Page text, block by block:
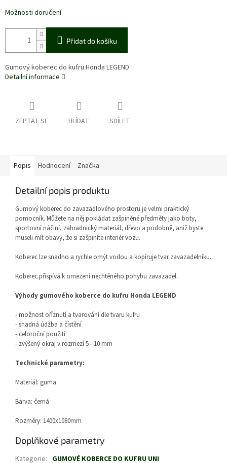
Možnosti doručení
Přidat do košíku
Gumový koberec do kufru Honda LEGEND
Detailní informace
ZEPTAT SE HLÍDAT SDÍLET
Popis Hodnocení Značka
Detailní popis produktu
Gumový koberec do zavazadlového prostoru je velmi praktický
pomocník. Můžete na něj pokládat zašpiněné předměty jako boty,
sportovní náčiní, zahradnický materiál, dřevo a podobně, aniž byste
museli mít obavy, že si zašpiníte interiér vozu.
Koberec lze snadno a rychle omýt vodou a kopíruje tvar zavazadelníku.
Koberec přispívá k omezení nechtěného pohybu zavazadel.
Výhody gumového koberce do kufru Honda LEGEND
- možnost oříznutí a tvarování dle tvaru kufru
- snadná údžba a čístění
- celoroční použití
- zvýšený okraj v rozmezí 5 - 10 mm
Technické parametry:
Materiál: guma
Barva: černá
Rozměry: 1400x1080mm
Doplňkové parametry
Kategorie: GUMOVÉ KOBERCE DO KUFRU UNI